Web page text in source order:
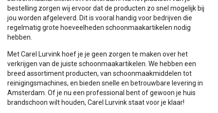
bestelling zorgen wij ervoor dat de producten zo snel mogelijk bij
jou worden afgeleverd. Dit is vooral handig voor bedrijven die
regelmatig grote hoeveelheden schoonmaakartikelen nodig
hebben.
Met Carel Lurvink hoef je je geen zorgen te maken over het
verkrijgen van de juiste schoonmaakartikelen. We hebben een
breed assortiment producten, van schoonmaakmiddelen tot
reinigingsmachines, en bieden snelle en betrouwbare levering in
Amsterdam. Of je nu een professional bent of gewoon je huis
brandschoon wilt houden, Carel Lurvink staat voor je klaar!